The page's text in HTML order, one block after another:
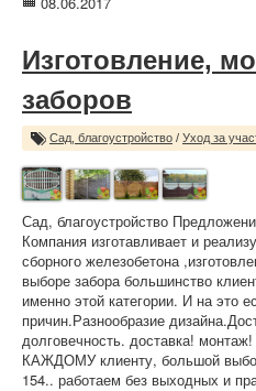
Изготовление,
заборов
Сад, благоустройство / Уход за
Сад, благоустройство
Компания изготавливает и
сборного железобетона
выборе забора большинство
именно этой категории. И на это
причин.Разнообразие
долговечность. доставка!
КАЖДОМУ клиенту, большой
154.. работаем без выходных и